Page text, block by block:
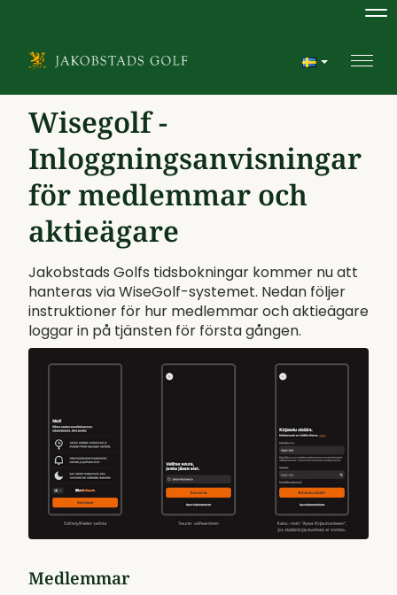
Wisegolf -
Inloggningsanvisningar
för medlemmar och
aktieägare
Jakobstads Golfs tidsbokningar kommer nu att
hanteras via WiseGolf-systemet. Nedan följer
instruktioner för hur medlemmar och aktieägare
loggar in på tjänsten för första gången.
Medlemmar